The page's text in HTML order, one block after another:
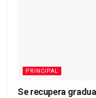
PRINCIPAL
Se recupera